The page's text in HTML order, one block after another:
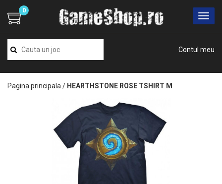
Contul meu
0
Pagina principala / HEARTHSTONE ROSE TSHIRT M